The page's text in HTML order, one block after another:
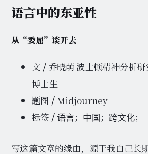
语言中的东亚性
从“委屈”谈开去
文 /乔晓萌 波士顿精神分析研
博士生
题图 /Midjourney
标签 / 语言； 中国 ； 跨文化；
写这篇文章的缘由，源于我自己长